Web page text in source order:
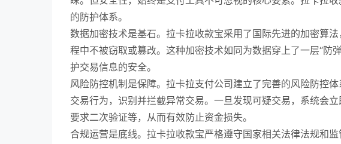
的防护体系。
数据加密技术是基石。拉卡拉收款宝采用了国际先进的加密算
程中不被窃取或篡改。这种加密技术如同为数据穿上了一层“防
护交易信息的安全。
风险防控机制是保障。拉卡拉支付公司建立了完善的风险防控
交易行为，识别并拦截异常交易。一旦发现可疑交易，系统会
要求二次验证等，从而有效防止资金损失。
合规运营是底线。拉卡拉收款宝严格遵守国家相关法律法规和